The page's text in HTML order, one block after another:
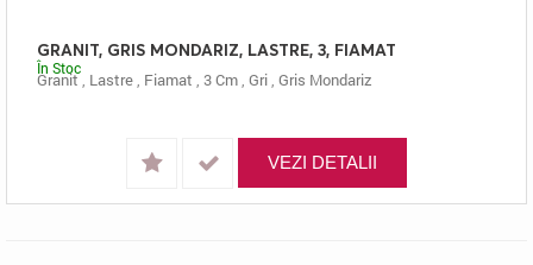
GRANIT, GRIS MONDARIZ, LASTRE, 3, FIAMAT
Granit, Lastre, Fiamat , 3 Cm, Gri, Gris Mondariz
În Stoc
VEZI DETALII